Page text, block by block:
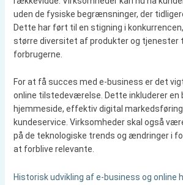
uden de fysiske begrænsninger, der
Dette har ført til en stigning i
større diversitet af produkter og tjenester
forbrugerne.
For at få succes med e-business er det
online tilstedeværelse. Dette inkluderer en
hjemmeside, effektiv digital markedsføring
kundeservice. Virksomheder skal også
på de teknologiske trends og ændringer i
at forblive relevante.
Historisk udvikling af e-business og online